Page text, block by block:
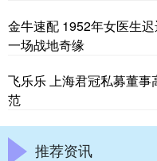
金牛速配 1952年女医生
一场战地奇缘
飞乐乐 上海君冠私募董
范
推荐资讯